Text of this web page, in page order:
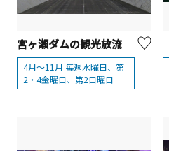
宮ヶ瀬ダムの観光放流
4月～11月 毎週水曜日、第
2・4金曜日、第2日曜日